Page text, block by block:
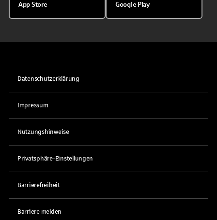
App Store Google Play
Datenschutzerklärung
Impressum
Nutzungshinweise
Privatsphäre-Einstellungen
Barrierefreiheit
Barriere melden